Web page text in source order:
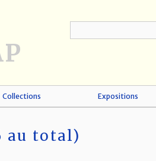
Collections Expositions
au total)